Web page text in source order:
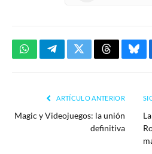
WhatsAppTelegramTwitterThreads
ARTÍCULO ANTERIOR
Magic y Videojuegos: la unión
definitiva